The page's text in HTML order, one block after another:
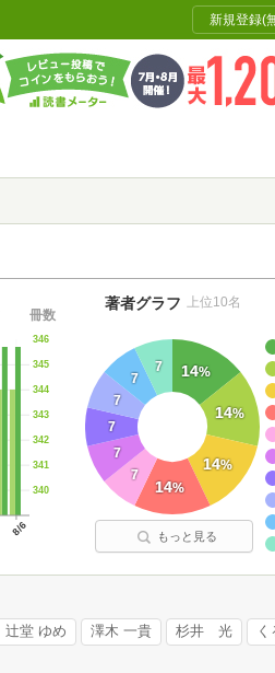
新規登録(
8/6
340
341
342
343
344
345
346
冊数
14%
14%
14%
14%
7
7
7
7
7
7
著者グラフ 上位10名
もっと見る
辻堂 ゆめ 澤木 一貴 杉井 光